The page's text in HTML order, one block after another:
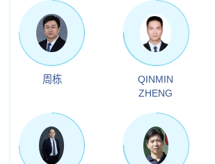
周栋
QINMIN
ZHENG